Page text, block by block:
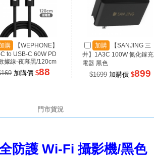
購
【WEPHONE】
to USB-C 60W PD
據線-夜幕黑/120cm
加購價 $88
加購
【SANJING 三
井】1A3C 100W 氮化鎵充
電器 黑色
$1699 加購價 $899
門市貨況
防護 Wi-Fi 攝影機/黑色